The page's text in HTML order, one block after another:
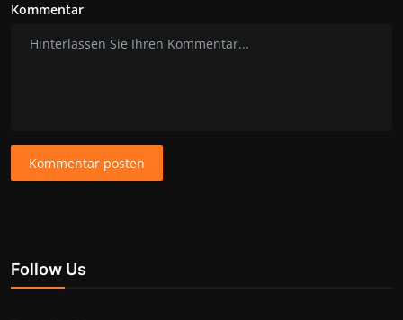
Kommentar
Kommentar posten
Follow Us